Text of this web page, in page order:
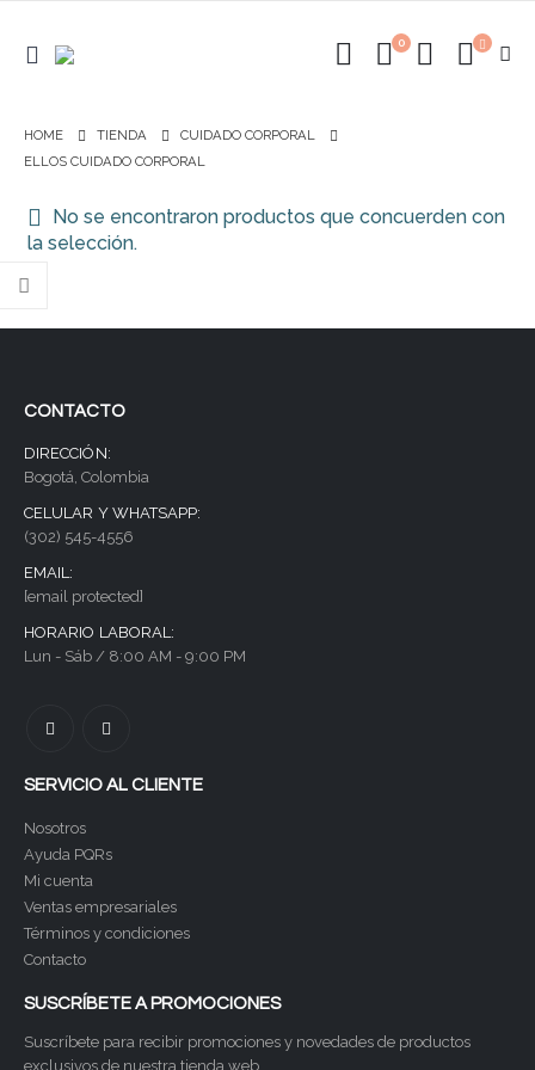
0
HOME TIENDA
CUIDADO CORPORAL
ELLOS CUIDADO CORPORAL
No se encontraron productos que concuerden con
la selección.
CONTACTO
DIRECCIÓN:
Bogotá, Colombia
CELULAR Y WHATSAPP:
(302) 545-4556
EMAIL:
[email protected]
HORARIO LABORAL:
Lun - Sáb / 8:00 AM - 9:00 PM
SERVICIO AL CLIENTE
Nosotros
Ayuda PQRs
Mi cuenta
Ventas empresariales
Términos y condiciones
Contacto
SUSCRÍBETE A PROMOCIONES
Suscríbete para recibir promociones y novedades de productos
exclusivos de nuestra tienda web.